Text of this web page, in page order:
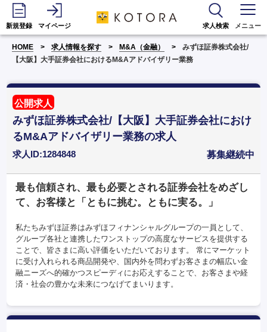
新規登録 マイページ 求人検索 メニュー
HOME 求人情報を探す M&A（金融）
みずほ証券株式会社/
【大阪】大手証券会社におけるM&Aアドバイザリー業務
公開求人
みずほ証券株式会社/【大阪】大手証券会社におけ
るM&Aアドバイザリー業務の求人
求人ID:1284848 募集継続中
最も信頼され、最も必要とされる証券会社をめざし
て、お客様と「ともに挑む。ともに実る。」
私たちみずほ証券はみずほフィナンシャルグループの一員として、
グループ各社と連携したワンストップの高度なサービスを提供する
ことで、皆さまに高い評価をいただいております。 常にマーケット
に受け入れられる商品開発や、国内外を問わずお客さまの幅広い金
融ニーズへ的確かつスピーディにお応えすることで、お客さまや経
済・社会の豊かな未来につなげてまいります。